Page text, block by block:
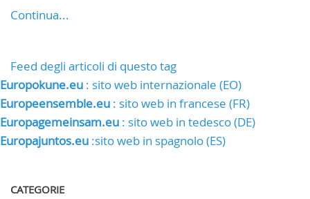
Continua...
Feed degli articoli di questo tag
Europokune.eu : sito web internazionale (EO)
Europeensemble.eu : sito web in francese (FR)
Europagemeinsam.eu : sito web in tedesco (DE)
Europajuntos.eu :sito web in spagnolo (ES)
CATEGORIE